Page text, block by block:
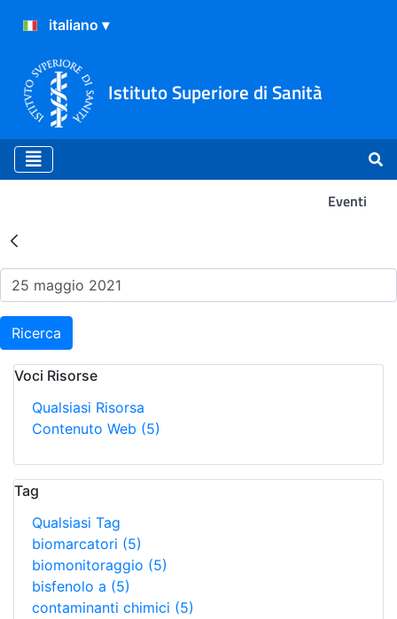
Istituto Superiore di Sanità
Eventi
Risultati della Ricerca -
Ricerca
Voci Risorse
Qualsiasi Risorsa
Contenuto Web (5)
Tag
Qualsiasi Tag
biomarcatori (5)
biomonitoraggio (5)
bisfenolo a (5)
contaminanti chimici (5)